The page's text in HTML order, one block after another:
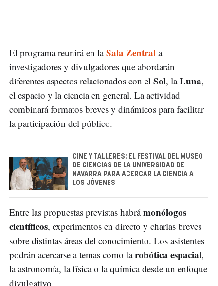
El programa reunirá en laSala Zentral a
investigadores y divulgadores que abordarán
diferentes aspectos relacionados con el Sol, laLuna,
el espacio y la ciencia en general. La actividad
combinará formatos breves y dinámicos para facilitar
la participación del público.
CINE Y TALLERES: EL FESTIVAL DEL MUSEO
DE CIENCIAS DE LA UNIVERSIDAD DE
NAVARRA PARA ACERCAR LA CIENCIA A
LOS JÓVENES
Entre las propuestas previstas habrámonólogos
científicos, experimentos en directo y charlas breves
sobre distintas áreas del conocimiento. Los asistentes
podrán acercarse a temas como larobótica espacial,
la astronomía, la física o la química desde un enfoque
divulgativo.